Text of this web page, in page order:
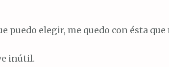
puedo elegir, me quedo con ésta que
inútil.